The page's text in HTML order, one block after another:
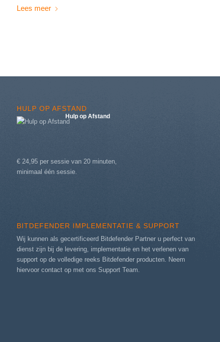
Lees meer
HULP OP AFSTAND
Hulp op Afstand
€ 24,95 per sessie van 20 minuten,
minimaal één sessie.
BITDEFENDER IMPLEMENTATIE & SUPPORT
Wij kunnen als gecertificeerd Bitdefender Partner u perfect van
dienst zijn bij de levering, implementatie en het verlenen van
support op de volledige reeks Bitdefender producten. Neem
hiervoor contact op met ons Support Team.